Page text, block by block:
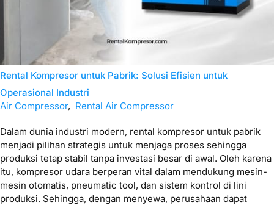
Rental Kompresor untuk Pabrik: Solusi Efisien untuk
Operasional Industri
Air Compressor, Rental Air Compressor
Dalam dunia industri modern, rental kompresor untuk pabrik
menjadi pilihan strategis untuk menjaga proses sehingga
produksi tetap stabil tanpa investasi besar di awal. Oleh karena
itu, kompresor udara berperan vital dalam mendukung mesin-
mesin otomatis, pneumatic tool, dan sistem kontrol di lini
produksi. Sehingga, dengan menyewa, perusahaan dapat